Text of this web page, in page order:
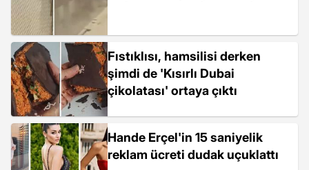
Fıstıklısı, hamsilisi derken
şimdi de 'Kısırlı Dubai
çikolatası' ortaya çıktı
Hande Erçel'in 15 saniyelik
reklam ücreti dudak uçuklattı